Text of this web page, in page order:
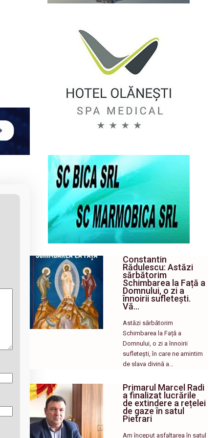
Constantin
Rădulescu: Astăzi
sărbătorim
Schimbarea la Față a
Domnului, o zi a
înnoirii sufletești.
Vă…
Astăzi sărbătorim
Schimbarea la Față a
Domnului, o zi a înnoirii
sufletești, în care ne amintim
de slava divină a…
Primarul Marcel Radi
a finalizat lucrările
de extindere a rețelei
de gaze în satul
Pietrari
Am început asfaltarea în satul